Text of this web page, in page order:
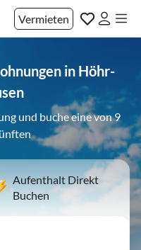
Vermieten
in Höhr-
und buche eine von 9
Aufenthalt Direkt
Buchen